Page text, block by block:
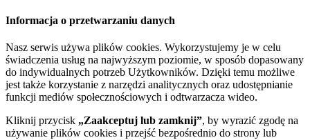
Informacja o przetwarzaniu danych
Nasz serwis używa plików cookies. Wykorzystujemy je w celu
świadczenia usług na najwyższym poziomie, w sposób dopasowany
do indywidualnych potrzeb Użytkowników. Dzięki temu możliwe
jest także korzystanie z narzędzi analitycznych oraz udostępnianie
funkcji mediów społecznościowych i odtwarzacza wideo.
Kliknij przycisk „Zaakceptuj lub zamknij”, by wyrazić zgodę na
używanie plików cookies i przejść bezpośrednio do strony lub